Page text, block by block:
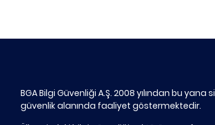
BGA Bilgi Güvenliği A.Ş. 2008 yılından bu yana
güvenlik alanında faaliyet göstermektedir.